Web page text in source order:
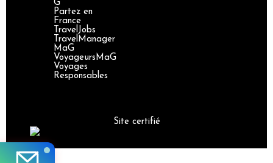
G
Partez en
France
TravelJobs
TravelManager
MaG
VoyageursMaG
Voyages
Responsables
Site certifié